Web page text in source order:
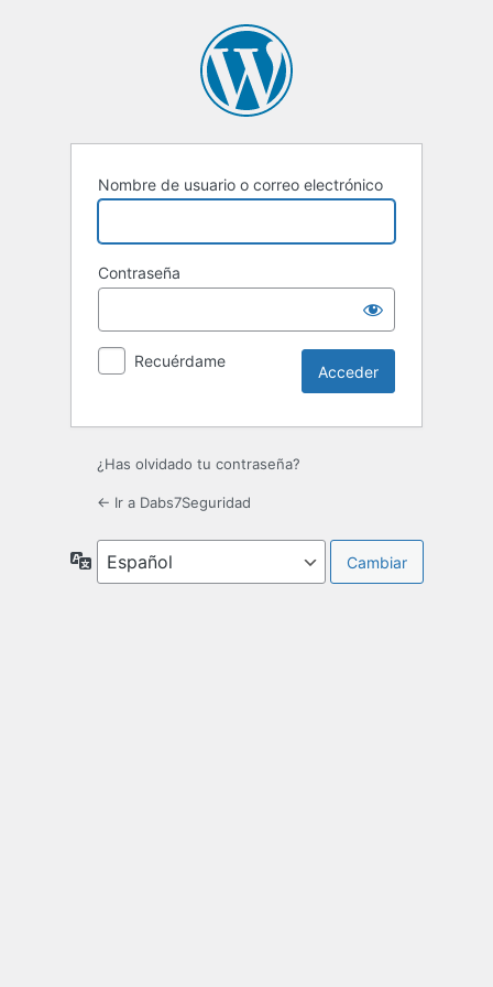
Nombre de usuario o correo electrónico
Contraseña
Recuérdame
¿Has olvidado tu contraseña?
← Ir a Dabs7Seguridad
Idioma